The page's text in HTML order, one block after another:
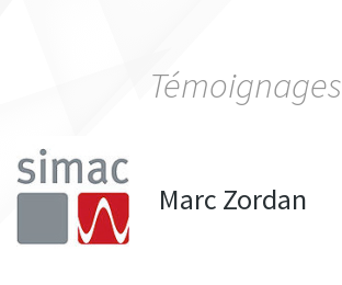
Témoignages
Marc Zordan